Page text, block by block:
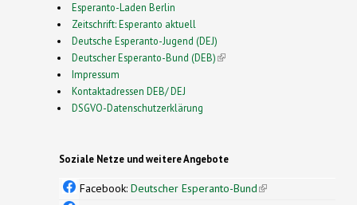
Esperanto-Laden Berlin
Zeitschrift: Esperanto aktuell
Deutsche Esperanto-Jugend (DEJ)
Deutscher Esperanto-Bund (DEB)(link is external)
Impressum
Kontaktadressen DEB/ DEJ
DSGVO-Datenschutzerklärung
Soziale Netze und weitere Angebote
Facebook: Deutscher Esperanto-Bund(link is